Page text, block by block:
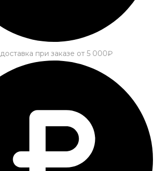
при заказе от 5 000₽